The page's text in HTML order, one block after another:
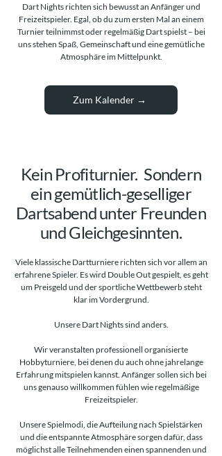
Dart Nights richten sich bewusst an Anfänger und
Freizeitspieler. Egal, ob du zum ersten Mal an einem
Turnier teilnimmst oder regelmäßig Dart spielst – bei
uns stehen Spaß, Gemeinschaft und eine gemütliche
Atmosphäre im Mittelpunkt.​
Zum Kalender →
Kein Profiturnier. Sondern
ein gemütlich-geselliger
Dartsabend unter Freunden
und Gleichgesinnten.
Viele klassische Dartturniere richten sich vor allem an
erfahrene Spieler. Es wird Double Out gespielt, es geht
um Preisgeld und der sportliche Wettbewerb steht
klar im Vordergrund.
Unsere Dart Nights sind anders.
Wir veranstalten professionell organisierte
Hobbyturniere, bei denen du auch ohne jahrelange
Erfahrung mitspielen kannst. Anfänger sollen sich bei
uns genauso willkommen fühlen wie regelmäßige
Freizeitspieler.
Unsere Spielmodi, die Aufteilung nach Spielstärken
und die entspannte Atmosphäre sorgen dafür, dass
möglichst alle Teilnehmenden einen spannenden und